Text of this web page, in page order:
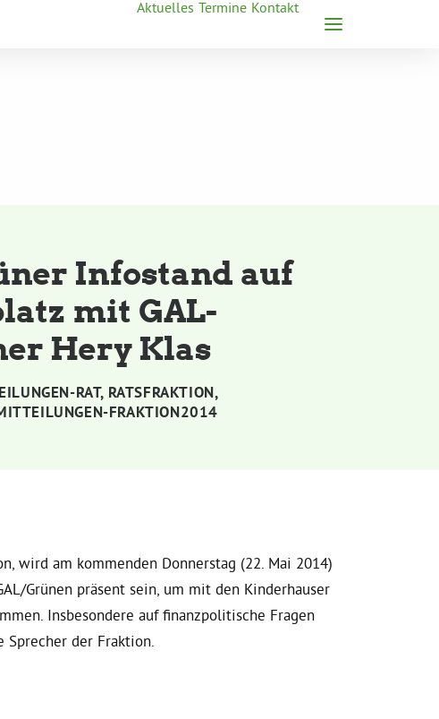
Aktuelles Termine Kontakt
Infostand auf
mit GAL-
Hery Klas
RAT, RATSFRAKTION,
FRAKTION2014
wird am kommenden Donnerstag (22. Mai 2014)
Grünen präsent sein, um mit den Kinderhauser
Insbesondere auf finanzpolitische Fragen
der Fraktion.